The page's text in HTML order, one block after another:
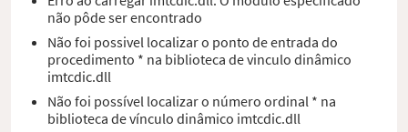
não pôde ser encontrado
Não foi possivel localizar o ponto de entrada do
procedimento * na biblioteca de vinculo dinâmico
imtcdic.dll
Não foi possível localizar o número ordinal * na
biblioteca de vínculo dinâmico imtcdic.dll